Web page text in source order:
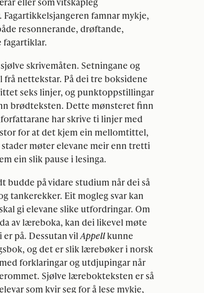
famnar mykje,
resonnerande, drøftande,
fagartiklar.
skrivemåten. Setningane og
nettekstar. På dei tre boksidene
seks linjer, og punktoppstillingar
brødteksten. Dette mønsteret finn
har skrive ti linjer med
for at det kjem ein mellomtittel,
møter elevane meir enn tretti
ein slik pause i lesinga.
budde på vidare studium når dei så
tankerekker. Eit mogleg svar kan
gi elevane slike utfordringar. Om
av læreboka, kan dei likevel møte
er på. Dessutan vilAppellkunne
og det er slik lærebøker i norsk
forklaringar og utdjupingar når
Sjølve lærebokteksten er så
som kvir seg for å lese mykje,